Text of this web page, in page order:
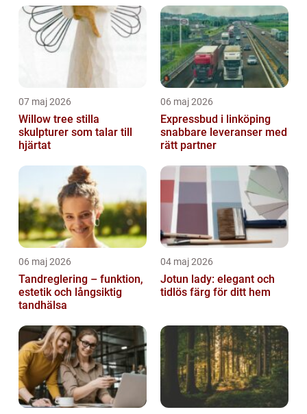
07 maj 2026
Willow tree stilla
skulpturer som talar till
hjärtat
06 maj 2026
Expressbud i linköping
snabbare leveranser med
rätt partner
06 maj 2026
Tandreglering – funktion,
estetik och långsiktig
tandhälsa
04 maj 2026
Jotun lady: elegant och
tidlös färg för ditt hem